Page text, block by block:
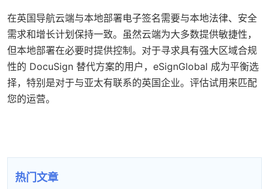
在英国导航云端与本地部署电子签名需要与本地法律、安全
需求和增长计划保持一致。虽然云端为大多数提供敏捷性，
但本地部署在必要时提供控制。对于寻求具有强大区域合规
性的 DocuSign 替代方案的用户，eSignGlobal 成为平衡选
择，特别是对于与亚太有联系的英国企业。评估试用来匹配
您的运营。
热门文章